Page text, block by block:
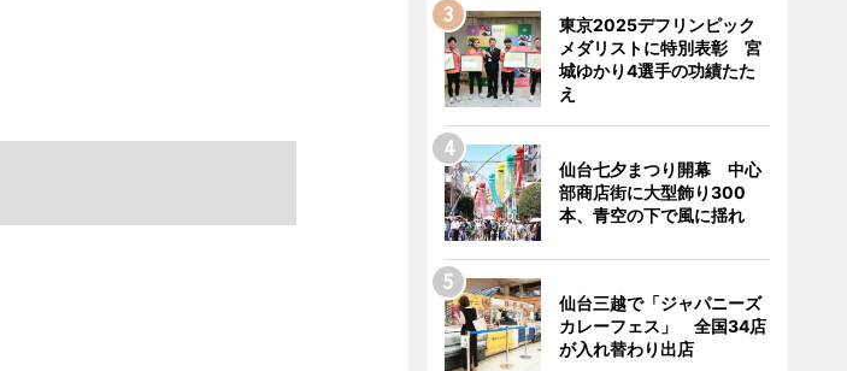
東京2025デフリンピック
メダリストに特別表彰 宮
城ゆかり4選手の功績たた
え
仙台七夕まつり開幕 中心
部商店街に大型飾り300
本、青空の下で風に揺れ
仙台三越で「ジャパニーズ
カレーフェス」 全国34店
が入れ替わり出店